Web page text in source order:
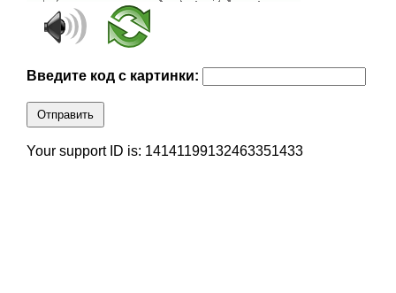
Введите код с картинки:
Отправить
Your support ID is: 14141199132463351433